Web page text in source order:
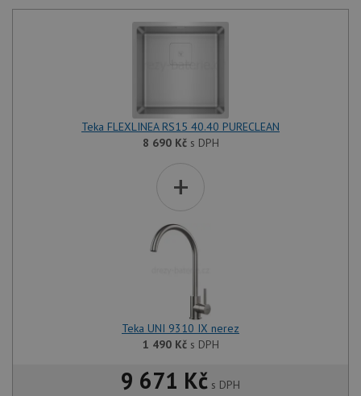
Teka FLEXLINEA RS15 40.40 PURECLEAN
8 690 Kčs DPH
+
Teka UNI 9310 IX nerez
1 490 Kčs DPH
9 671 Kč s DPH